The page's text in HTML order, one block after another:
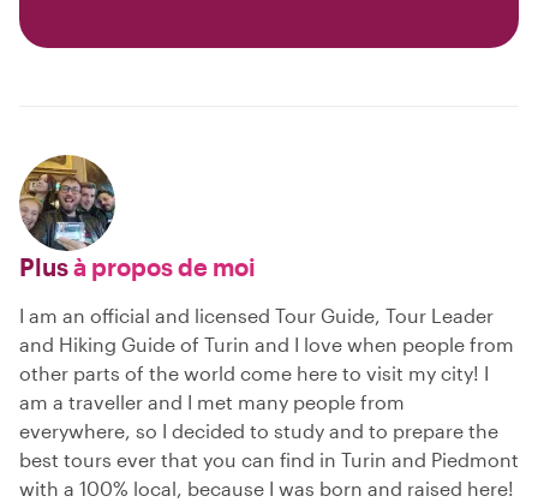
Plusà propos de moi
I am an official and licensed Tour Guide, Tour Leader
and Hiking Guide of Turin and I love when people from
other parts of the world come here to visit my city! I
am a traveller and I met many people from
everywhere, so I decided to study and to prepare the
best tours ever that you can find in Turin and Piedmont
with a 100% local, because I was born and raised here!